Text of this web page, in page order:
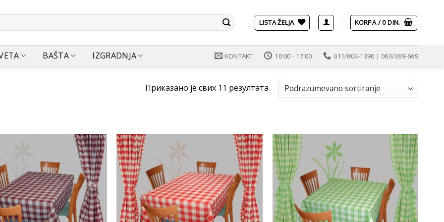
LISTA ŽELJA KORPA /0DIN.
BAŠTA IZGRADNJA KONTAKT 10:00 - 17:00 011/804-1390 | 063/269-669
Приказано је свих 11 резултата
Ubaci
u
listu
želja
Ubaci
u
listu
želja
Ubaci
u
listu
želja